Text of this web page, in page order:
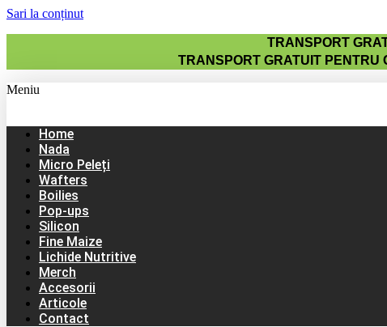
Sari la conținut
TRANSPORT
TRANSPORT GRATUIT PENTRU
Meniu
Home
Nada
Micro Peleți
Wafters
Boilies
Pop-ups
Silicon
Fine Maize
Lichide Nutritive
Merch
Accesorii
Articole
Contact